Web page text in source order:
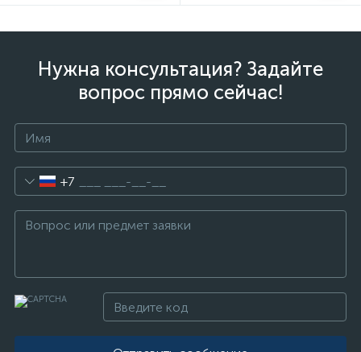
Нужна консультация? Задайте
вопрос прямо сейчас!
+7